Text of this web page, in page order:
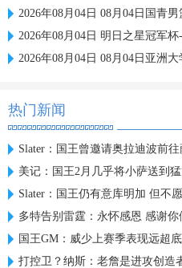
2026年08月04日 08月04日国青男篮热身赛 中国
2026年08月04日 明日之星冠军杯-
2026年08月04日 08月04日亚洲大学生篮球
热门新闻
Slater：国王曾邀请奥拉迪波前
美记：国王2月几乎将小萨送到猛
Slater：国王仍有意库明加 但不
多特告别雷霆：永怀感恩 感谢
国王GM：威少上赛季表现远超底
打控卫？纳斯：老詹是进攻创造